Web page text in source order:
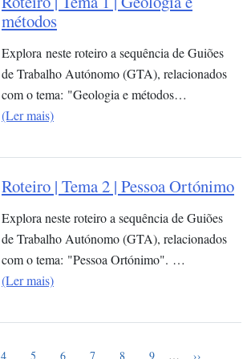
métodos
Explora neste roteiro a sequência de Guiões
de Trabalho Autónomo (GTA), relacionados
com o tema: "Geologia e métodos…
(Ler mais)
Roteiro | Tema 2 | Pessoa Ortónimo
Explora neste roteiro a sequência de Guiões
de Trabalho Autónomo (GTA), relacionados
com o tema: "Pessoa Ortónimo". …
(Ler mais)
Page
4 Page
5 Page
6 Page
7 Page
8 Page
9 … Próxima
››